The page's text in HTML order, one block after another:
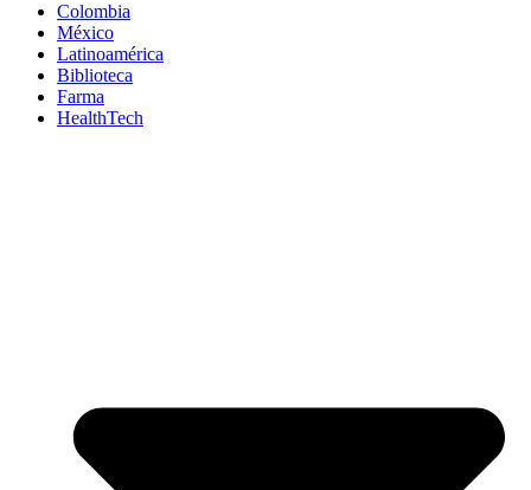
Colombia
México
Latinoamérica
Biblioteca
Farma
HealthTech